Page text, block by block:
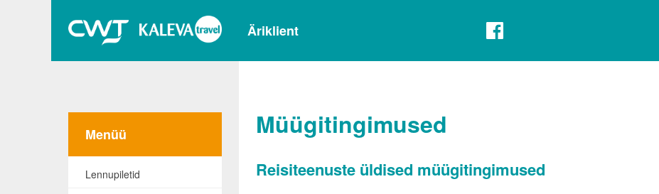
Äriklient
Menüü
Lennupiletid
Müügitingimused
Reisiteenuste üldised müügitingimused